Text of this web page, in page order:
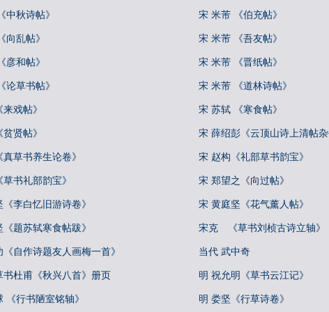
中秋诗帖》 宋 米芾 《伯充帖》
向乱帖》 宋 米芾 《吾友帖》
彦和帖》 宋 米芾 《晋纸帖》
论草书帖》 宋 米芾 《道林诗帖》
戏帖》 宋 苏轼 《寒食帖》
贤帖》 宋 薛绍彭《云顶山诗上清帖
草书养生论卷》 宋 赵构《礼部草书韵宝》
书礼部韵宝》 宋 郑望之《向过帖》
李白忆旧游诗卷》 宋 黄庭坚《花气薰人帖》
题苏轼寒食帖跋》 宋克 《草书刘桢古诗立轴》
自作诗题友人画梅一首》 当代 武中奇
书杜甫《秋兴八首》册页 明 祝允明《草书云江记》
《行书陋室铭轴》 明 娄坚《行草诗卷》